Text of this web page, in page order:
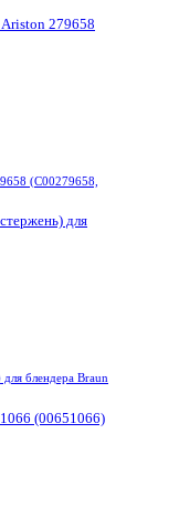
(C00279658,
для блендера Braun